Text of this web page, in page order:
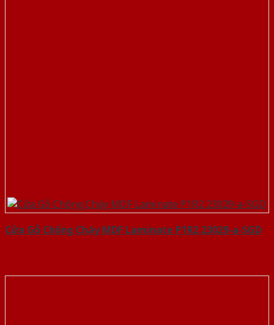
Cửa Gỗ Chống Cháy MDF Laminate P1R2 23029-a-SGD